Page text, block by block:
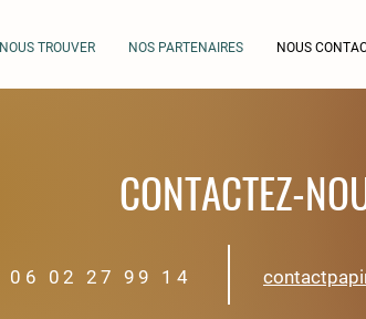
NOUS TROUVER NOS PARTENAIRES NOUS
CONTACTEZ-
06 02 27 99 14